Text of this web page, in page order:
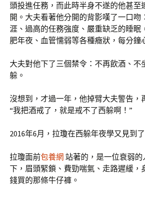
頭投進任務，而此時半身不遂的他甚至
開。大夫看著他分開的背影嘆了一口吻
涯、過高的任務強度、嚴重缺乏的睡眠
肥年夜、血管懦弱等各種癥狀，每分鐘
大夫對他下了三個禁令：不再飲酒、不
躲。
沒想到，才過一年，他掉臂大夫警告，
“我把酒戒了，就是戒不了西躲啊！”
2016年6月，拉瓊在西躲年夜學又見到
拉瓊面前包養網 站著的，是一位衰弱
下，眉頭緊鎖、費勁喘氣、走路遲緩，
錢買的那條牛仔褲。